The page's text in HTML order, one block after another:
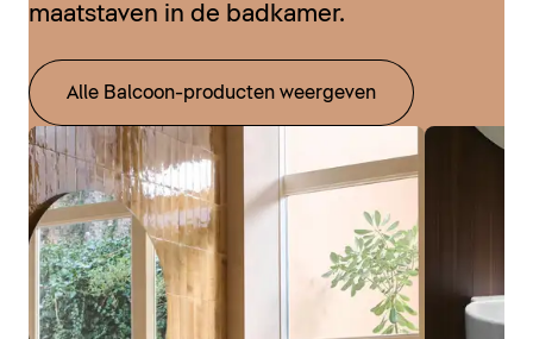
maatstaven in de badkamer.
Alle Balcoon-producten weergeven